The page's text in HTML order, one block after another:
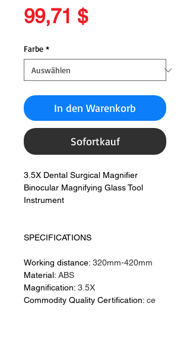
99,71 $Preis
Farbe *
In den Warenkorb
Sofortkauf
3.5X Dental Surgical Magnifier
Binocular Magnifying Glass Tool
Instrument
SPECIFICATIONS
Working distance: 320mm-420mm
Material: ABS
Magnification: 3.5X
Commodity Quality Certification: ce